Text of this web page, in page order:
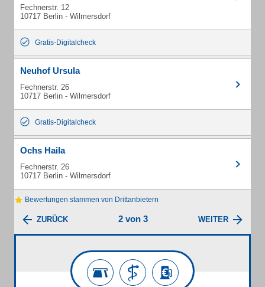
Fechnerstr. 12
10717 Berlin - Wilmersdorf
Gratis-Digitalcheck
Neuhof Ursula
Fechnerstr. 26
10717 Berlin - Wilmersdorf
Gratis-Digitalcheck
Ochs Haila
Fechnerstr. 26
10717 Berlin - Wilmersdorf
Bewertungen stammen von Drittanbietern
ZURÜCK 2 von 3 WEITER